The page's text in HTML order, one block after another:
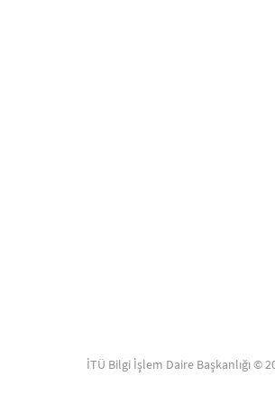
İTÜ Bilgi İşlem Daire Başkanlığı ©